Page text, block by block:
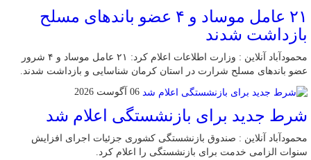
۲۱ عامل موساد و ۴ عضو باند‌های مسلح
بازداشت شدند
محمودآباد آنلاین : وزارت اطلاعات اعلام کرد: ۲۱ عامل موساد و ۴ شرور
عضو باند‌های مسلح شرارت در استان کرمان شناسایی و بازداشت شدند.
06 آگوست 2026
شرط جدید برای بازنشستگی اعلام شد
محمودآباد آنلاین : صندوق بازنشستگی کشوری جزئیات اجرای افزایش
سنوات الزامی خدمت برای بازنشستگی را اعلام کرد.